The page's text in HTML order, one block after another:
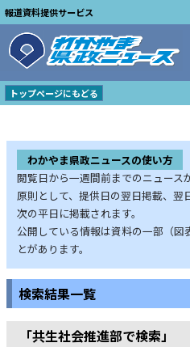
報道資料提供サービス
トップページにもどる
わかやま県政ニュースの使い方
閲覧日から一週間前までのニュース
原則として、提供日の翌日掲載、翌
次の平日に掲載されます。
公開している情報は資料の一部（
とがあります。
検索結果一覧
「共生社会推進部で検索」